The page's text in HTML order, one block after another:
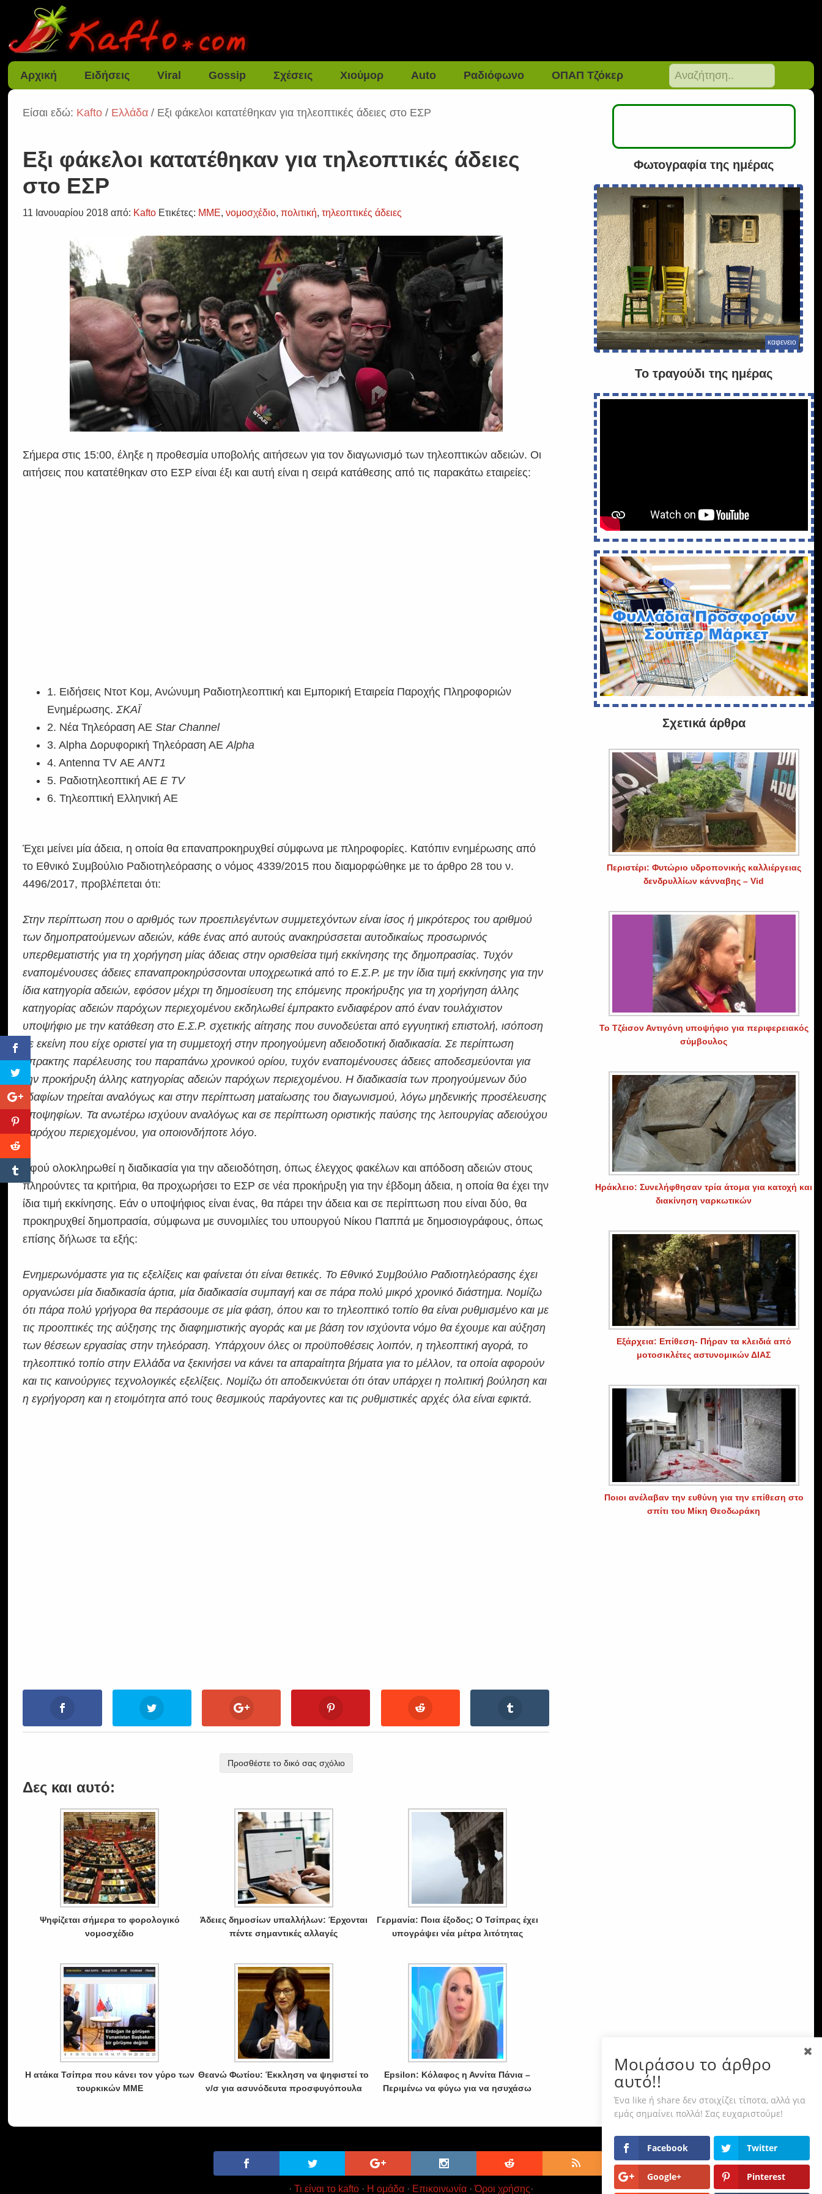
Αρχική Ειδήσεις Viral Gossip Σχέσεις Χιούμορ Auto Ραδιόφωνο ΟΠΑΠ Τζόκερ
Είσαι εδώ: Kafto / Ελλάδα / Εξι φάκελοι κατατέθηκαν για τηλεοπτικές άδειες στο ΕΣΡ
Εξι φάκελοι κατατέθηκαν για τηλεοπτικές άδειες
στο ΕΣΡ
11 Ιανουαρίου 2018 από: Kafto Ετικέτες: ΜΜΕ,νομοσχέδιο,πολιτική,τηλεοπτικές άδειες
Σήμερα στις 15:00, έληξε η προθεσμία υποβολής αιτήσεων για τον διαγωνισμό των τηλεοπτικών αδειών. Οι
αιτήσεις που κατατέθηκαν στο ΕΣΡ είναι έξι και αυτή είναι η σειρά κατάθεσης από τις παρακάτω εταιρείες:
1. Ειδήσεις Nτοτ Kομ, Ανώνυμη Ραδιοτηλεοπτική και Εμπορική Εταιρεία Παροχής Πληροφοριών
Ενημέρωσης.ΣΚΑΪ
2. Νέα Τηλεόραση ΑΕStar Channel
3. Alpha Δορυφορική Τηλεόραση ΑΕAlpha
4. Antennα TV ΑΕANT1
5. Ραδιοτηλεοπτική ΑΕE TV
6. Τηλεοπτική Ελληνική ΑΕ
Έχει μείνει μία άδεια, η οποία θα επαναπροκηρυχθεί σύμφωνα με πληροφορίες. Κατόπιν ενημέρωσης από
το Εθνικό Συμβούλιο Ραδιοτηλεόρασης ο νόμος 4339/2015 που διαμορφώθηκε με το άρθρο 28 του ν.
4496/2017, προβλέπεται ότι:
Στην περίπτωση που ο αριθμός των προεπιλεγέντων συμμετεχόντων είναι ίσος ή μικρότερος του αριθμού
των δημοπρατούμενων αδειών, κάθε ένας από αυτούς ανακηρύσσεται αυτοδικαίως προσωρινός
υπερθεματιστής για τη χορήγηση μίας άδειας στην ορισθείσα τιμή εκκίνησης της δημοπρασίας. Τυχόν
εναπομένουσες άδειες επαναπροκηρύσσονται υποχρεωτικά από το Ε.Σ.Ρ. με την ίδια τιμή εκκίνησης για την
ίδια κατηγορία αδειών, εφόσον μέχρι τη δημοσίευση της επόμενης προκήρυξης για τη χορήγηση άλλης
κατηγορίας αδειών παρόχων περιεχομένου εκδηλωθεί έμπρακτο ενδιαφέρον από έναν τουλάχιστον
υποψήφιο με την κατάθεση στο Ε.Σ.Ρ. σχετικής αίτησης που συνοδεύεται από εγγυητική επιστολή, ισόποση
με εκείνη που είχε οριστεί για τη συμμετοχή στην προηγούμενη αδειοδοτική διαδικασία. Σε περίπτωση
άπρακτης παρέλευσης του παραπάνω χρονικού ορίου, τυχόν εναπομένουσες άδειες αποδεσμεύονται για
την προκήρυξη άλλης κατηγορίας αδειών παρόχων περιεχομένου. Η διαδικασία των προηγούμενων δύο
εδαφίων τηρείται αναλόγως και στην περίπτωση ματαίωσης του διαγωνισμού, λόγω μηδενικής προσέλευσης
υποψηφίων. Τα ανωτέρω ισχύουν αναλόγως και σε περίπτωση οριστικής παύσης της λειτουργίας αδειούχου
παρόχου περιεχομένου, για οποιονδήποτε λόγο.
Αφού ολοκληρωθεί η διαδικασία για την αδειοδότηση, όπως έλεγχος φακέλων και απόδοση αδειών στους
πληρούντες τα κριτήρια, θα προχωρήσει το ΕΣΡ σε νέα προκήρυξη για την έβδομη άδεια, η οποία θα έχει την
ίδια τιμή εκκίνησης. Εάν ο υποψήφιος είναι ένας, θα πάρει την άδεια και σε περίπτωση που είναι δύο, θα
προκηρυχθεί δημοπρασία, σύμφωνα με συνομιλίες του υπουργού Νίκου Παππά με δημοσιογράφους, όπως
επίσης δήλωσε τα εξής:
Ενημερωνόμαστε για τις εξελίξεις και φαίνεται ότι είναι θετικές. Το Εθνικό Συμβούλιο Ραδιοτηλεόρασης έχει
οργανώσει μία διαδικασία άρτια, μία διαδικασία συμπαγή και σε πάρα πολύ μικρό χρονικό διάστημα. Νομίζω
ότι πάρα πολύ γρήγορα θα περάσουμε σε μία φάση, όπου και το τηλεοπτικό τοπίο θα είναι ρυθμισμένο και με
τις προοπτικές της αύξησης της διαφημιστικής αγοράς και με βάση τον ισχύοντα νόμο θα έχουμε και αύξηση
των θέσεων εργασίας στην τηλεόραση. Υπάρχουν όλες οι προϋποθέσεις λοιπόν, η τηλεοπτική αγορά, το
τηλεοπτικό τοπίο στην Ελλάδα να ξεκινήσει να κάνει τα απαραίτητα βήματα για το μέλλον, τα οποία αφορούν
και τις καινούργιες τεχνολογικές εξελίξεις. Νομίζω ότι αποδεικνύεται ότι όταν υπάρχει η πολιτική βούληση και
η εγρήγορση και η ετοιμότητα από τους θεσμικούς παράγοντες και τις ρυθμιστικές αρχές όλα είναι εφικτά.
Προσθέστε το δικό σας σχόλιο
Δες και αυτό:
Ψηφίζεται σήμερα το φορολογικό
νομοσχέδιο
Άδειες δημοσίων υπαλλήλων: Έρχονται
πέντε σημαντικές αλλαγές
Γερμανία: Ποια έξοδος; Ο Τσίπρας έχει
υπογράψει νέα μέτρα λιτότητας
Η ατάκα Τσίπρα που κάνει τον γύρο των
τουρκικών ΜΜΕ
Θεανώ Φωτίου: Έκκληση να ψηφιστεί το
ν/σ για ασυνόδευτα προσφυγόπουλα
Epsilon: Κόλαφος η Αννίτα Πάνια –
Περιμένω να φύγω για να ησυχάσω
Φωτογραφία της ημέρας
καφενειο
Το τραγούδι της ημέρας
Σχετικά άρθρα
Περιστέρι: Φυτώριο υδροπονικής καλλιέργειας
δενδρυλλίων κάνναβης – Vid
Το Τζέισον Αντιγόνη υποψήφιο για περιφερειακός
σύμβουλος
Ηράκλειο: Συνελήφθησαν τρία άτομα για κατοχή και
διακίνηση ναρκωτικών
Εξάρχεια: Επίθεση- Πήραν τα κλειδιά από
μοτοσικλέτες αστυνομικών ΔΙΑΣ
Ποιοι ανέλαβαν την ευθύνη για την επίθεση στο
σπίτι του Μίκη Θεοδωράκη
· Τι είναι το kafto· Η ομάδα· Επικοινωνία·Όροι χρήσης·
Μοιράσου το άρθρο
αυτό!!
Ένα like ή share δεν στοιχίζει τίποτα, αλλά για
εμάς σημαίνει πολλά! Σας ευχαριστούμε!
Facebook Twitter
Google+ Pinterest